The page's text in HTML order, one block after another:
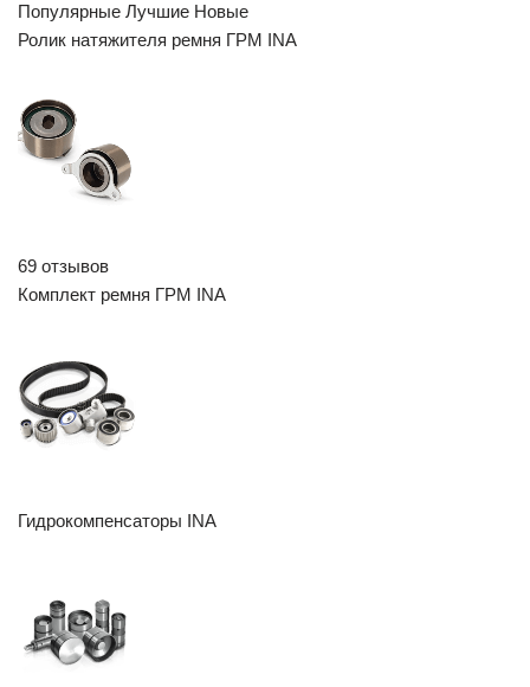
Популярные Лучшие Новые
Ролик натяжителя ремня ГРМ INA
69 отзывов
Комплект ремня ГРМ INA
Гидрокомпенсаторы INA